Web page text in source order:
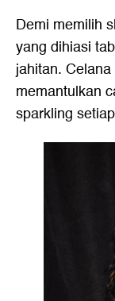
Demi memilih
yang dihiasi
jahitan.
memantulkan
sparkling